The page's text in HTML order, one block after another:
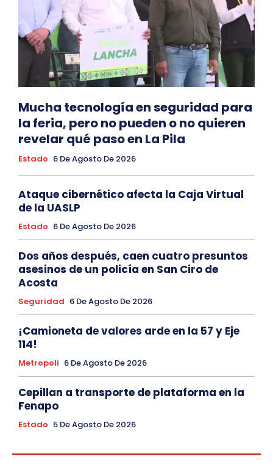
Mucha tecnología en seguridad para
la feria, pero no pueden o no quieren
revelar qué paso en La Pila
Estado 6 De Agosto De 2026
Ataque cibernético afecta la Caja Virtual
de la UASLP
Estado 6 De Agosto De 2026
Dos años después, caen cuatro presuntos
asesinos de un policía en San Ciro de
Acosta
Seguridad 6 De Agosto De 2026
¡Camioneta de valores arde en la 57 y Eje
114!
Metropoli 6 De Agosto De 2026
Cepillan a transporte de plataforma en la
Fenapo
Estado 5 De Agosto De 2026